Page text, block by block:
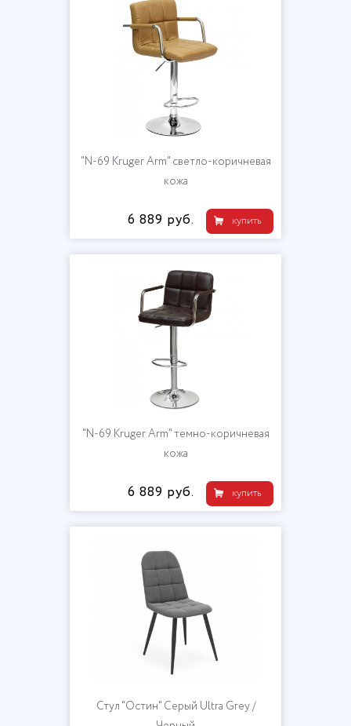
"N-69 Kruger Arm" светло-коричневая
кожа
купить
6 889 руб.
"N-69 Kruger Arm" темно-коричневая
кожа
купить
6 889 руб.
Стул "Остин" Серый Ultra Grey /